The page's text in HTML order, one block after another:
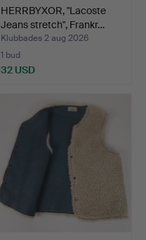
HERRBYXOR, "Lacoste
Jeans stretch", Frankr…
Klubbades 2 aug 2026
1 bud
32 USD